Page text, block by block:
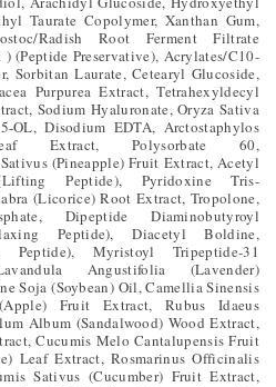
Taurate Copolymer, Xanthan Gum,
Radish Root Ferment Filtrate
(Peptide Preservative), Acrylates/C10-
Sorbitan Laurate, Cetearyl Glucoside,
Purpurea Extract, Tetrahexyldecyl
Sodium Hyaluronate, Oryza Sativa
OL, Disodium EDTA, Arctostaphylos
Extract, Polysorbate 60,
(Pineapple) Fruit Extract, Acetyl
Peptide), Pyridoxine Tris-
(Licorice) Root Extract, Tropolone,
Dipeptide Diaminobutyroyl
Peptide), Diacetyl Boldine,
Peptide), Myristoyl Tripeptide-31
Angustifolia (Lavender)
Soja (Soybean) Oil, Camellia Sinensis
Fruit Extract, Rubus Idaeus
Album (Sandalwood) Wood Extract,
Cucumis Melo Cantalupensis Fruit
Leaf Extract, Rosmarinus Officinalis
Sativus (Cucumber) Fruit Extract,